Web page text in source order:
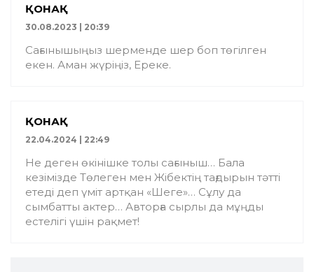
ҚОНАҚ
30.08.2023 | 20:39
Сағынышыңыз шерменде шер боп төгілген
екен. Аман жүріңіз, Ереке.
ҚОНАҚ
22.04.2024 | 22:49
Не деген өкінішке толы сағыныш… Бала
кезімізде Төлеген мен Жібектің тағдырын тәтті
етеді деп үміт артқан «Шеге»… Сұлу да
сымбатты актер… Авторға сырлы да мұңды
естелігі үшін рақмет!